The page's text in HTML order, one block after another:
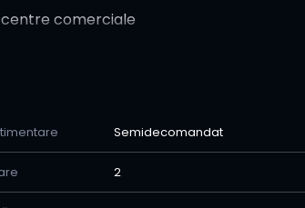
comerciale
schimbata, centrala schimbata.
de vanzare cumparare (relatia
Semidecomandat
2